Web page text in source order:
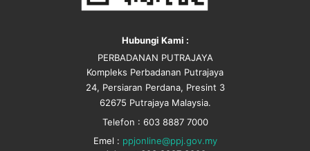
Hubungi Kami :
PERBADANAN PUTRAJAYA
Kompleks Perbadanan Putrajaya
24, Persiaran Perdana, Presint 3
62675 Putrajaya Malaysia.
Telefon : 603 8887 7000
Emel : ppjonline@ppj.gov.my